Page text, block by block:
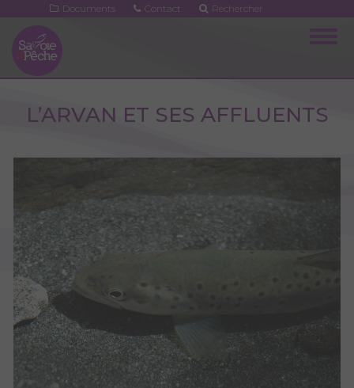
contenu
principal
Documents Contact Rechercher
L’ARVAN ET SES AFFLUENTS